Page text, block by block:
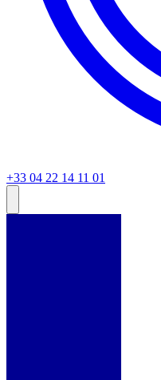
+33 04 22 14 11 01